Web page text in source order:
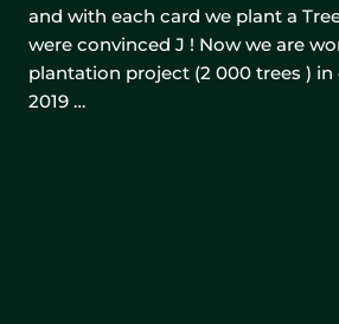
and with each card we plant a
were convinced J ! Now we are
plantation project (2 000 trees )
2019 …